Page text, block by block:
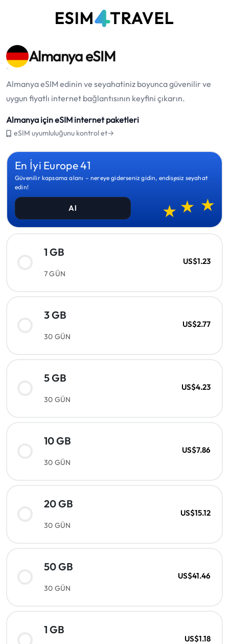
Almanya eSIM
Almanya eSIM edinin ve seyahatiniz boyunca güvenilir ve
uygun fiyatlı internet bağlantısının keyfini çıkarın.
Almanya için eSIM internet paketleri
eSIM uyumluluğunu kontrol et→
En İyi Europe 41
Güvenilir kapsama alanı – nereye giderseniz gidin, endişesiz seyahat
edin!
Al
1 GB
7 GÜN
US$1.23
3 GB
30 GÜN
US$2.77
5 GB
30 GÜN
US$4.23
10 GB
30 GÜN
US$7.86
20 GB
30 GÜN
US$15.12
50 GB
30 GÜN
US$41.46
1 GB
US$1.18